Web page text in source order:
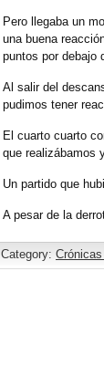
Pero llegaba un
una buena
puntos por debajo
Al salir del
pudimos tener
El cuarto cuarto
que realizábamos
Un partido que
A pesar de la
Category: